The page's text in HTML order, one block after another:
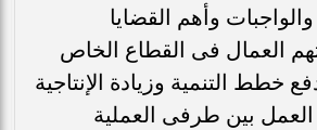
وأهم القضايا
العمال فى القطاع الخاص
خطط التنمية وزيادة الإنتاجية
العمل بين طرفى العملية